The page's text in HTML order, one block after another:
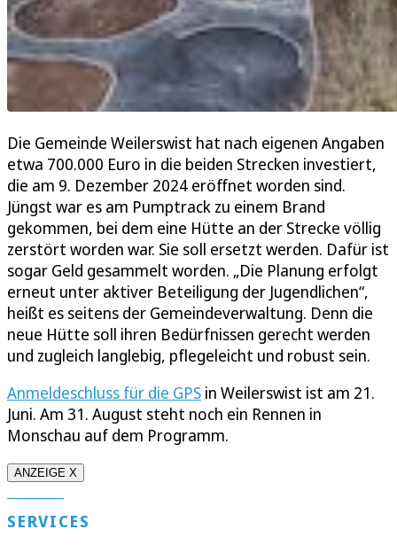
Die Gemeinde Weilerswist hat nach eigenen Angaben
etwa 700.000 Euro in die beiden Strecken investiert,
die am 9. Dezember 2024 eröffnet worden sind.
Jüngst war es am Pumptrack zu einem Brand
gekommen, bei dem eine Hütte an der Strecke völlig
zerstört worden war. Sie soll ersetzt werden. Dafür ist
sogar Geld gesammelt worden. „Die Planung erfolgt
erneut unter aktiver Beteiligung der Jugendlichen“,
heißt es seitens der Gemeindeverwaltung. Denn die
neue Hütte soll ihren Bedürfnissen gerecht werden
und zugleich langlebig, pflegeleicht und robust sein.
Anmeldeschluss für die GPS in Weilerswist ist am 21.
Juni. Am 31. August steht noch ein Rennen in
Monschau auf dem Programm.
ANZEIGE X
SERVICES